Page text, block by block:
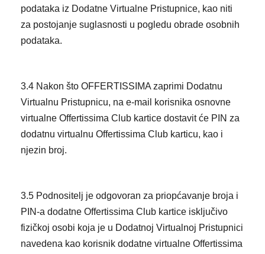
podataka iz Dodatne Virtualne Pristupnice, kao niti
za postojanje suglasnosti u pogledu obrade osobnih
podataka.
3.4 Nakon što OFFERTISSIMA zaprimi Dodatnu
Virtualnu Pristupnicu, na e-mail korisnika osnovne
virtualne Offertissima Club kartice dostavit će PIN za
dodatnu virtualnu Offertissima Club karticu, kao i
njezin broj.
3.5 Podnositelj je odgovoran za priopćavanje broja i
PIN-a dodatne Offertissima Club kartice isključivo
fizičkoj osobi koja je u Dodatnoj Virtualnoj Pristupnici
navedena kao korisnik dodatne virtualne Offertissima